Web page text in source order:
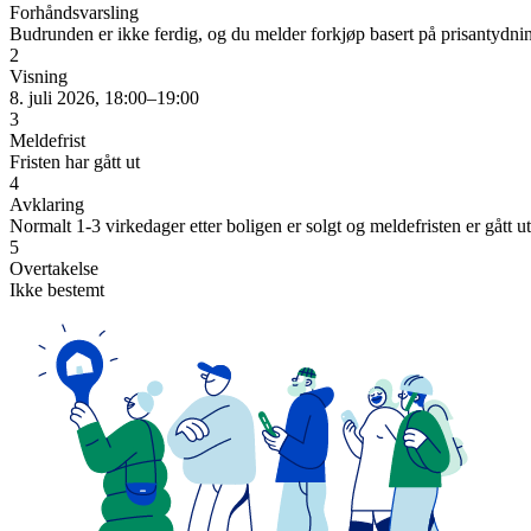
Forhåndsvarsling
Budrunden er ikke ferdig, og du melder forkjøp basert på
2
Visning
8. juli 2026, 18:00–19:00
3
Meldefrist
Fristen har gått ut
4
Avklaring
Normalt 1-3 virkedager etter boligen er solgt og meldefristen er gått ut
5
Overtakelse
Ikke bestemt